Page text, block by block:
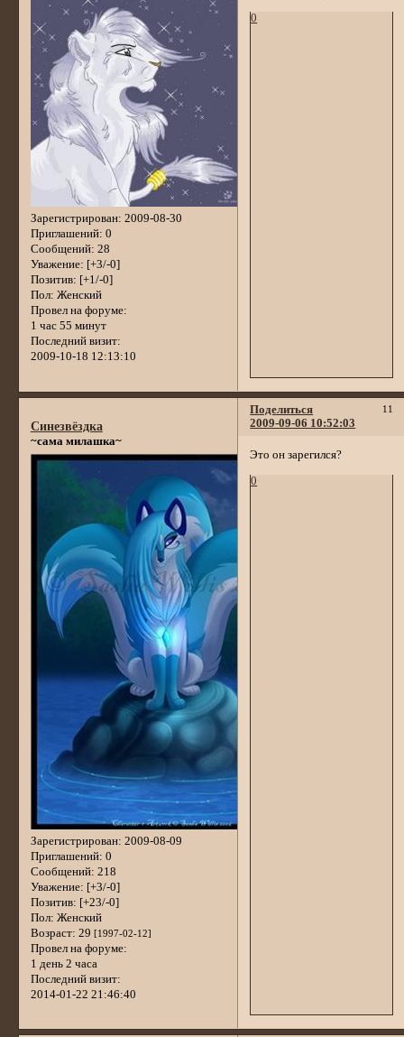
Зарегистрирован: 2009-08-30
Приглашений: 0
Сообщений: 28
Уважение: [+3/-0]
Позитив: [+1/-0]
Пол: Женский
Провел на форуме:
1 час 55 минут
Последний визит:
2009-10-18 12:13:10
0
Поделиться 11
2009-09-06 10:52:03
Синезвёздка
~сама милашка~
Зарегистрирован: 2009-08-09
Приглашений: 0
Сообщений: 218
Уважение: [+3/-0]
Позитив: [+23/-0]
Пол: Женский
Возраст: 29 [1997-02-12]
Провел на форуме:
1 день 2 часа
Последний визит:
2014-01-22 21:46:40
Это он зарегился?
0